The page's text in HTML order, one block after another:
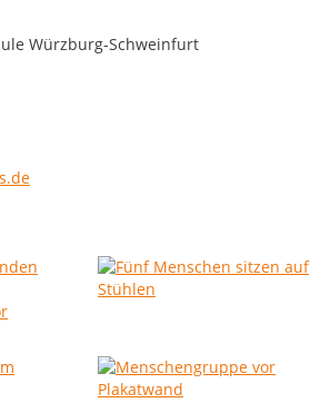
Würzburg-Schweinfurt